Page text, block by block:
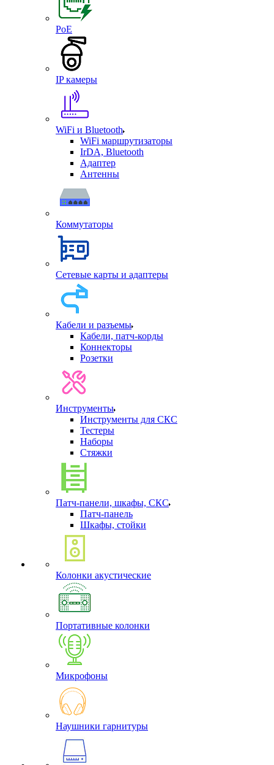
PoE
IP камеры
WiFi и Bluetooth
WiFi маршрутизаторы
IrDA, Bluetooth
Адаптер
Антенны
Коммутаторы
Сетевые карты и адаптеры
Кабели и разъемы
Кабели, патч-корды
Коннекторы
Розетки
Инструменты
Инструменты для СКС
Тестеры
Наборы
Стяжки
Патч-панели, шкафы, СКС
Патч-панель
Шкафы, стойки
Колонки акустические
Портативные колонки
Микрофоны
Наушники гарнитуры